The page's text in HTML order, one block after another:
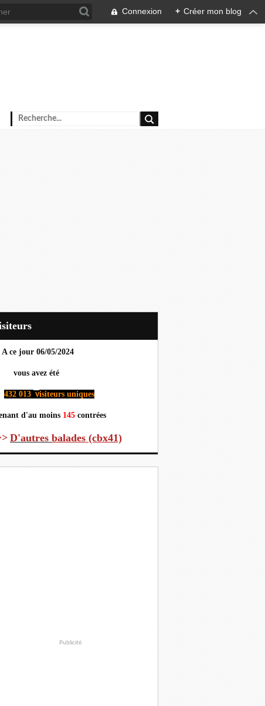
Connexion + Créer mon blog
A ce jour 06/05/2024
avez été
432 013 visiteurs uniques
d'au moins 145 contrées
D'autres balades (cbx41)
Publicité